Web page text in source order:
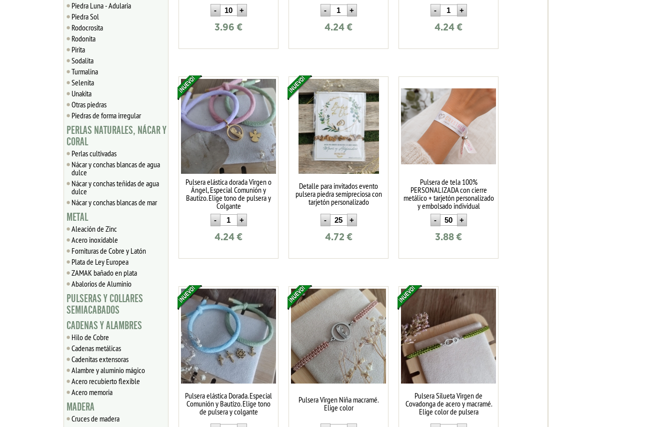
Piedra Luna - Adularia
Piedra Sol
Rodocrosita
Rodonita
Pirita
Sodalita
Turmalina
Selenita
Unakita
Otras piedras
Piedras de forma irregular
PERLAS NATURALES, NÁCAR Y
CORAL
Perlas cultivadas
Nácar y conchas blancas de agua
dulce
Nácar y conchas teñidas de agua
dulce
Nácar y conchas blancas de mar
METAL
Aleación de Zinc
Acero inoxidable
Fornituras de Cobre y Latón
Plata de Ley Europea
ZAMAK bañado en plata
Abalorios de Aluminio
PULSERAS Y COLLARES
SEMIACABADOS
CADENAS Y ALAMBRES
Hilo de Cobre
Cadenas metálicas
Cadenitas extensoras
Alambre y aluminio mágico
Acero recubierto flexible
Acero memoria
MADERA
Cruces de madera
3.96 € 4.24 € 4.24 €
Pulsera elástica dorada Virgen o
Ángel, Especial Comunión y
Bautizo. Elige tono de pulsera y
Colgante
4.24 €
Detalle para invitados evento
pulsera piedra semipreciosa con
tarjetón personalizado
4.72 €
Pulsera de tela 100%
PERSONALIZADA con cierre
metálico + tarjetón personalizado
y embolsado individual
3.88 €
Pulsera elástica Dorada. Especial
Comunión y Bautizo. Elige tono
de pulsera y colgante
Pulsera Virgen Niña macramé.
Elige color
Pulsera Silueta Virgen de
Covadonga de acero y macramé.
Elige color de pulsera